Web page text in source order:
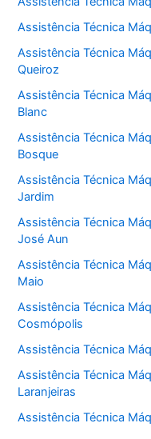
Assistência Técnica
Assistência Técnica
Queiroz
Assistência Técnica
Blanc
Assistência Técnica
Bosque
Assistência Técnica
Jardim
Assistência Técnica
José Aun
Assistência Técnica
Maio
Assistência Técnica
Cosmópolis
Assistência Técnica
Assistência Técnica
Laranjeiras
Assistência Técnica